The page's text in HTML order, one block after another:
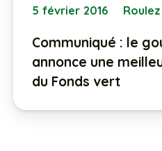
5 février 2016
Communiqué : le
annonce une
du Fonds vert